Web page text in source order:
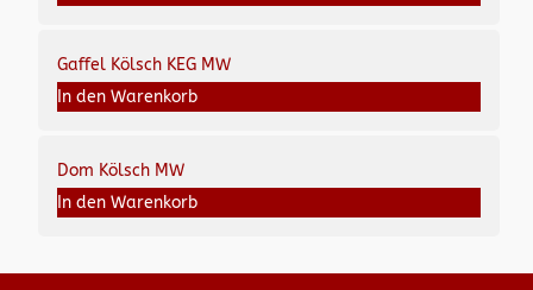
Gaffel Kölsch KEG MW
In den Warenkorb
Dom Kölsch MW
In den Warenkorb